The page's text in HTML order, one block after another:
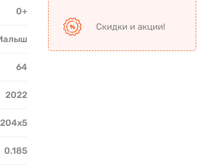
0+
64
2022
0.185
Скидки и акции!